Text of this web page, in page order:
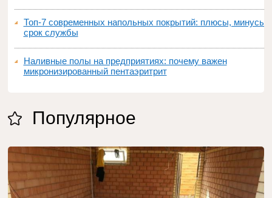
Топ‑7 современных напольных покрытий: плюсы, минусы,
срок службы
Наливные полы на предприятиях: почему важен
микронизированный пентаэритрит
Популярное